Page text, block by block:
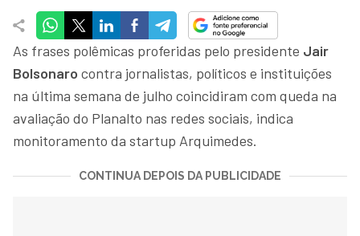
As frases polêmicas proferidas pelo presidente Jair
Bolsonaro contra jornalistas, políticos e instituições
na última semana de julho coincidiram com queda na
avaliação do Planalto nas redes sociais, indica
monitoramento da startup Arquimedes.
CONTINUA DEPOIS DA PUBLICIDADE